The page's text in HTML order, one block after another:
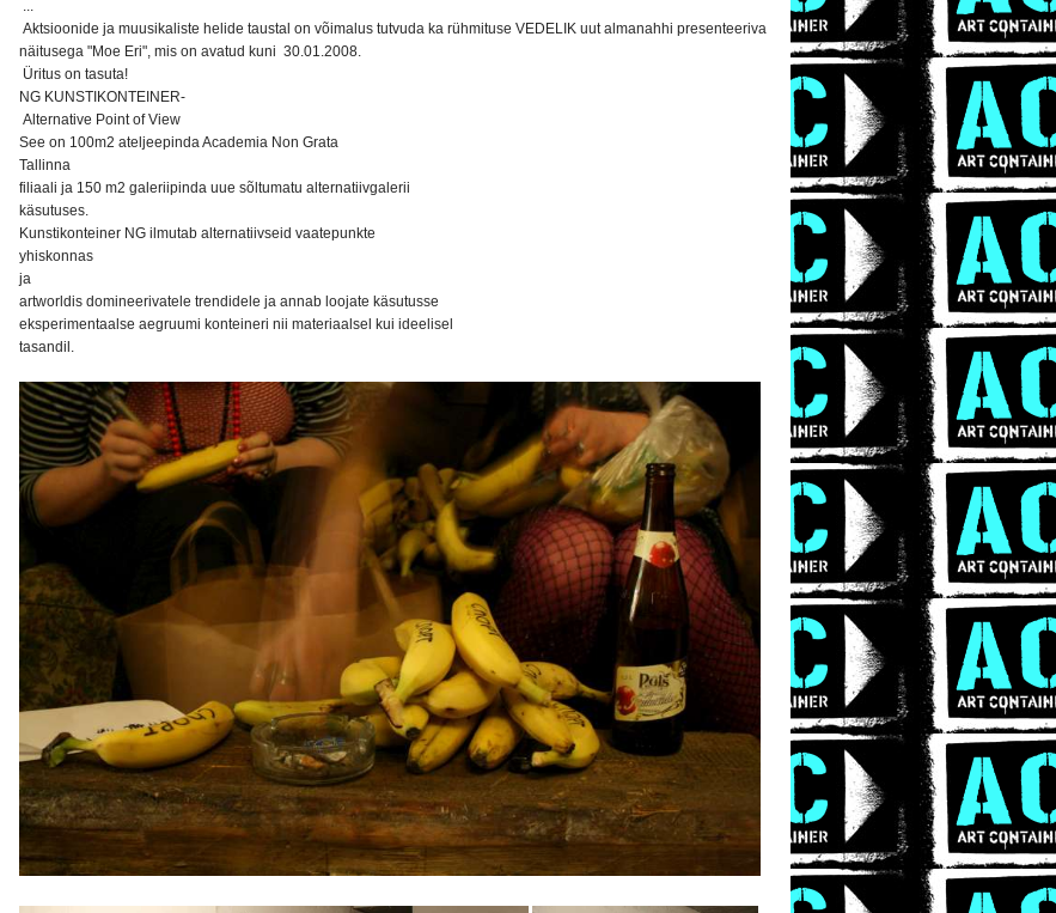
Aktsioonide ja muusikaliste helide taustal on võimalus tutvuda ka rühmituse VEDELIK uut almanahhi presenteeriva
näitusega "Moe Eri", mis on avatud kuni 30.01.2008.
Üritus on tasuta!
NG KUNSTIKONTEINER-
Alternative Point of View
See on 100m2 ateljeepinda Academia Non Grata
Tallinna
filiaali ja 150 m2 galeriipinda uue sõltumatu alternatiivgalerii
käsutuses.
Kunstikonteiner NG ilmutab alternatiivseid vaatepunkte
yhiskonnas
ja
artworldis domineerivatele trendidele ja annab loojate käsutusse
eksperimentaalse aegruumi konteineri nii materiaalsel kui ideelisel
tasandil.